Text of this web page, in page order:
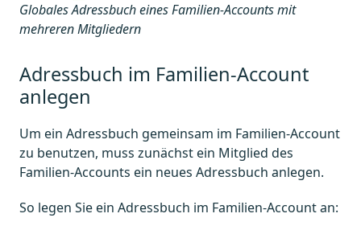
Globales Adressbuch eines Familien-Accounts mit
mehreren Mitgliedern
Adressbuch im Familien-Account
anlegen
Um ein Adressbuch gemeinsam im Familien-Account
zu benutzen, muss zunächst ein Mitglied des
Familien-Accounts ein neues Adressbuch anlegen.
So legen Sie ein Adressbuch im Familien-Account an: